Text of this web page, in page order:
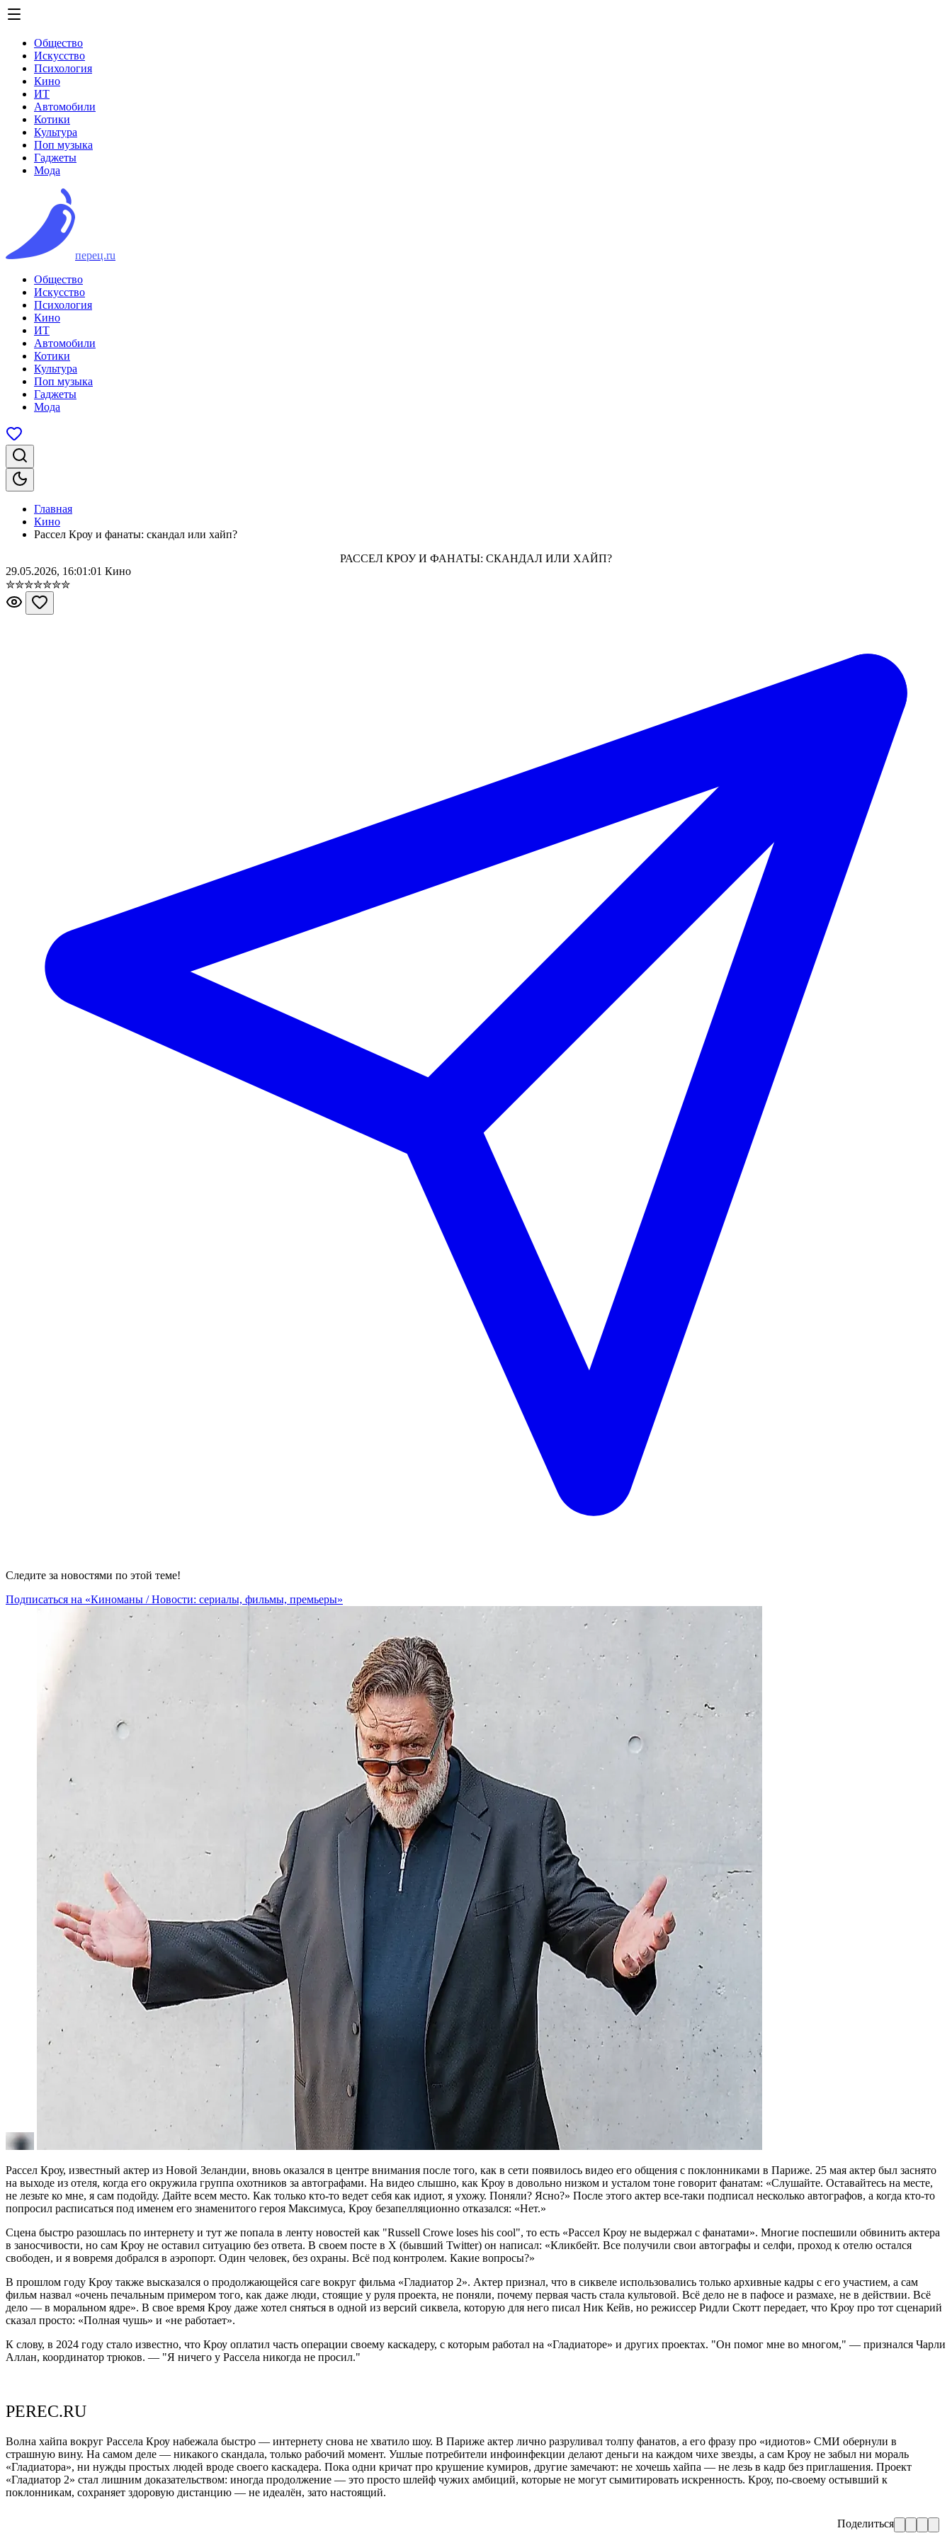
Общество
Искусство
Психология
Кино
ИТ
Автомобили
Котики
Культура
Поп музыка
Гаджеты
Мода
перец.ru
Общество
Искусство
Психология
Кино
ИТ
Автомобили
Котики
Культура
Поп музыка
Гаджеты
Мода
Главная
Кино
Рассел Кроу и фанаты: скандал или хайп?
РАССЕЛ КРОУ И ФАНАТЫ: СКАНДАЛ ИЛИ ХАЙП?
29.05.2026, 16:01:01 Кино
✮✮✮✮✮✮✮
Следите за новостями по этой теме!
Подписаться на «Киноманы / Новости: сериалы, фильмы, премьеры»
Рассел Кроу, известный актер из Новой Зеландии, вновь оказался в центре внимания после того, как в сети появилось видео его общения с поклонниками в Париже. 25 мая актер был заснято
на выходе из отеля, когда его окружила группа охотников за автографами. На видео слышно, как Кроу в довольно низком и усталом тоне говорит фанатам: «Слушайте. Оставайтесь на месте,
не лезьте ко мне, я сам подойду. Дайте всем место. Как только кто-то ведет себя как идиот, я ухожу. Поняли? Ясно?» После этого актер все-таки подписал несколько автографов, а когда кто-то
попросил расписаться под именем его знаменитого героя Максимуса, Кроу безапелляционно отказался: «Нет.»
Сцена быстро разошлась по интернету и тут же попала в ленту новостей как "Russell Crowe loses his cool", то есть «Рассел Кроу не выдержал с фанатами». Многие поспешили обвинить актера
в заносчивости, но сам Кроу не оставил ситуацию без ответа. В своем посте в X (бывший Twitter) он написал: «Кликбейт. Все получили свои автографы и селфи, проход к отелю остался
свободен, и я вовремя добрался в аэропорт. Один человек, без охраны. Всё под контролем. Какие вопросы?»
В прошлом году Кроу также высказался о продолжающейся саге вокруг фильма «Гладиатор 2». Актер признал, что в сиквеле использовались только архивные кадры с его участием, а сам
фильм назвал «очень печальным примером того, как даже люди, стоящие у руля проекта, не поняли, почему первая часть стала культовой. Всё дело не в пафосе и размахе, не в действии. Всё
дело — в моральном ядре». В свое время Кроу даже хотел сняться в одной из версий сиквела, которую для него писал Ник Кейв, но режиссер Ридли Скотт передает, что Кроу про тот сценарий
сказал просто: «Полная чушь» и «не работает».
К слову, в 2024 году стало известно, что Кроу оплатил часть операции своему каскадеру, с которым работал на «Гладиаторе» и других проектах. "Он помог мне во многом," — признался Чарли
Аллан, координатор трюков. — "Я ничего у Рассела никогда не просил."
PEREC.RU
Волна хайпа вокруг Рассела Кроу набежала быстро — интернету снова не хватило шоу. В Париже актер лично разруливал толпу фанатов, а его фразу про «идиотов» СМИ обернули в
страшную вину. На самом деле — никакого скандала, только рабочий момент. Ушлые потребители инфоинфекции делают деньги на каждом чихе звезды, а сам Кроу не забыл ни мораль
«Гладиатора», ни нужды простых людей вроде своего каскадера. Пока одни кричат про крушение кумиров, другие замечают: не хочешь хайпа — не лезь в кадр без приглашения. Проект
«Гладиатор 2» стал лишним доказательством: иногда продолжение — это просто шлейф чужих амбиций, которые не могут сымитировать искренность. Кроу, по-своему остывший к
поклонникам, сохраняет здоровую дистанцию — не идеалён, зато настоящий.
Поделиться